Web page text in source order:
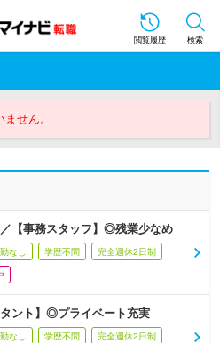
閲覧履歴 検索
せん。
【事務スタッフ】◎残業少なめ
なし 学歴不問 完全週休2日制
ント】◎プライベート充実
なし 学歴不問 完全週休2日制